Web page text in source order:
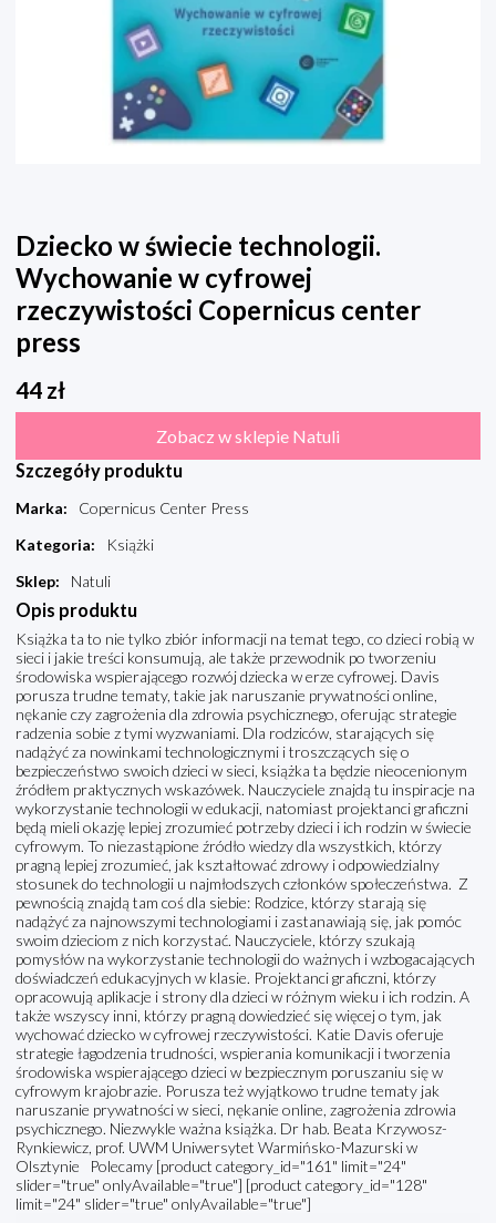
Dziecko w świecie technologii.
Wychowanie w cyfrowej
rzeczywistości Copernicus center
press
44 zł
Zobacz w sklepie Natuli
Szczegóły produktu
Marka:
Copernicus Center Press
Kategoria:
Książki
Sklep: Natuli
Opis produktu
Książka ta to nie tylko zbiór informacji na temat tego, co dzieci robią w
sieci i jakie treści konsumują, ale także przewodnik po tworzeniu
środowiska wspierającego rozwój dziecka w erze cyfrowej. Davis
porusza trudne tematy, takie jak naruszanie prywatności online,
nękanie czy zagrożenia dla zdrowia psychicznego, oferując strategie
radzenia sobie z tymi wyzwaniami. Dla rodziców, starających się
nadążyć za nowinkami technologicznymi i troszczących się o
bezpieczeństwo swoich dzieci w sieci, książka ta będzie nieocenionym
źródłem praktycznych wskazówek. Nauczyciele znajdą tu inspiracje na
wykorzystanie technologii w edukacji, natomiast projektanci graficzni
będą mieli okazję lepiej zrozumieć potrzeby dzieci i ich rodzin w świecie
cyfrowym. To niezastąpione źródło wiedzy dla wszystkich, którzy
pragną lepiej zrozumieć, jak kształtować zdrowy i odpowiedzialny
stosunek do technologii u najmłodszych członków społeczeństwa. Z
pewnością znajdą tam coś dla siebie: Rodzice, którzy starają się
nadążyć za najnowszymi technologiami i zastanawiają się, jak pomóc
swoim dzieciom z nich korzystać. Nauczyciele, którzy szukają
pomysłów na wykorzystanie technolo­gii do ważnych i wzbogacających
doświadczeń edukacyjnych w klasie. Projektanci graficzni, którzy
opracowują aplikacje i strony dla dzieci w różnym wieku i ich rodzin. A
także wszyscy inni, którzy pragną dowiedzieć się więcej o tym, jak
wychować dziecko w cyfrowej rzeczywistości. Katie Davis oferuje
strategie łagodzenia trudności, wspierania komunikacji i tworzenia
środowiska wspierającego dzieci w bezpiecznym poruszaniu się w
cyfrowym krajobrazie. Porusza też wyjątkowo trudne tematy jak
naruszanie prywatności w sieci, nękanie online, zagrożenia zdrowia
psychicznego. Niezwykle ważna książka. Dr hab. Beata Krzywosz-
Rynkiewicz, prof. UWM Uniwersytet Warmińsko-Mazurski w
Olsztynie Polecamy [product category_id="161" limit="24"
slider="true" onlyAvailable="true"] [product category_id="128"
limit="24" slider="true" onlyAvailable="true"]